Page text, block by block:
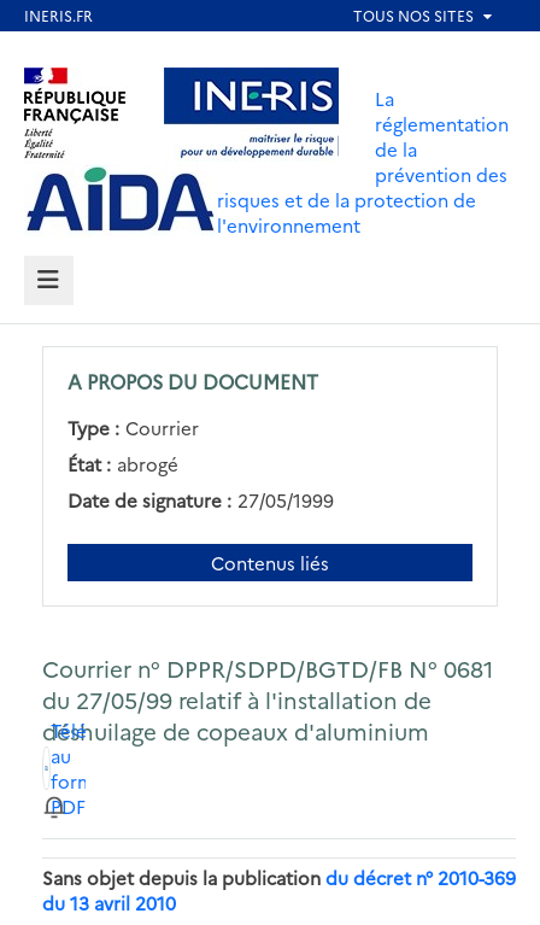
contenu
principal
Aller au contenu Aller au menu
Aller au pied de page
La
réglementation
de la
prévention des
risques et de la protection de
l'environnement
MENU
A PROPOS DU DOCUMENT
Type : Courrier
État : abrogé
Date de signature : 27/05/1999
Contenus liés
Courrier n° DPPR/SDPD/BGTD/FB N° 0681
du 27/05/99 relatif à l'installation de
déshuilage de copeaux d'aluminium
Télécharger
au
format
PDF
Sans objet depuis la publicationdu décret n° 2010-369
du 13 avril 2010